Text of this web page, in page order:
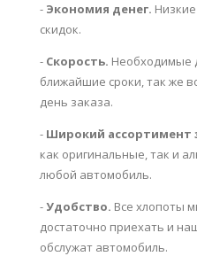
- Экономия денег.
скидок.
- Скорость. Необходимые
ближайшие сроки, так же
день заказа.
- Широкий ассортимент
как оригинальные, так и
любой автомобиль.
-Удобство. Все хлопоты
достаточно приехать и
обслужат автомобиль.